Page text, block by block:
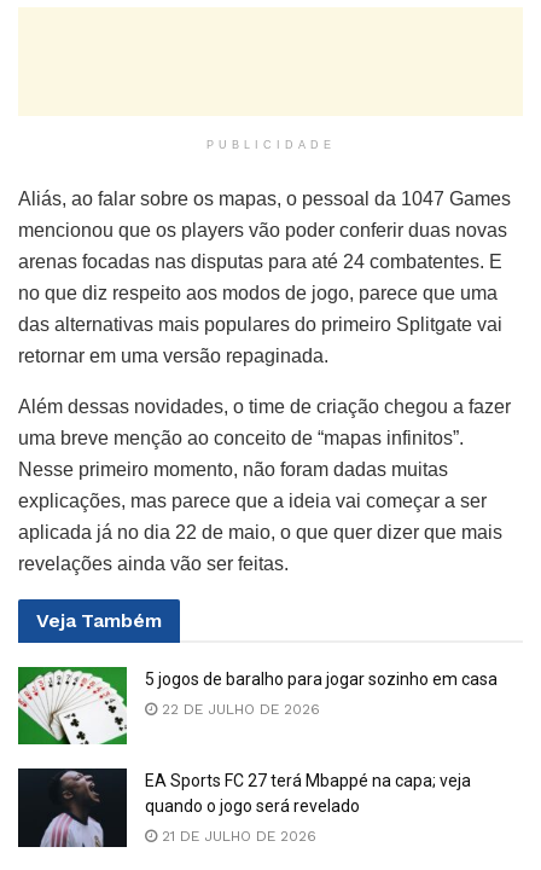
PUBLICIDADE
Aliás, ao falar sobre os mapas, o pessoal da 1047 Games
mencionou que os players vão poder conferir duas novas
arenas focadas nas disputas para até 24 combatentes. E
no que diz respeito aos modos de jogo, parece que uma
das alternativas mais populares do primeiro Splitgate vai
retornar em uma versão repaginada.
Além dessas novidades, o time de criação chegou a fazer
uma breve menção ao conceito de “mapas infinitos”.
Nesse primeiro momento, não foram dadas muitas
explicações, mas parece que a ideia vai começar a ser
aplicada já no dia 22 de maio, o que quer dizer que mais
revelações ainda vão ser feitas.
Veja Também
5 jogos de baralho para jogar sozinho em casa
22 DE JULHO DE 2026
EA Sports FC 27 terá Mbappé na capa; veja
quando o jogo será revelado
21 DE JULHO DE 2026